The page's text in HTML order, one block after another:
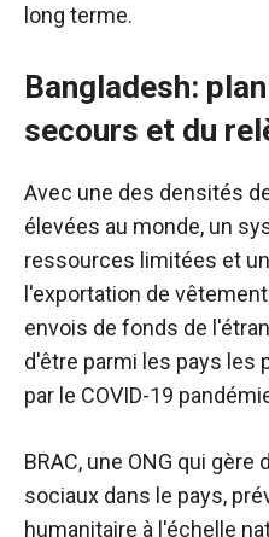
long terme.
Bangladesh:
secours et du
Avec une des densités
élevées au monde, un
ressources limitées et
l'exportation de
envois de fonds de
d'être parmi les pays les
par le COVID-19
BRAC, une ONG qui
sociaux dans le pays,
humanitaire à l'échelle